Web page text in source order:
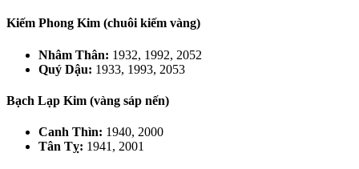
Kiếm Phong Kim (chuôi kiếm vàng)
Nhâm Thân: 1932, 1992, 2052
Quý Dậu: 1933, 1993, 2053
Bạch Lạp Kim (vàng sáp nến)
Canh Thìn: 1940, 2000
Tân Tỵ: 1941, 2001